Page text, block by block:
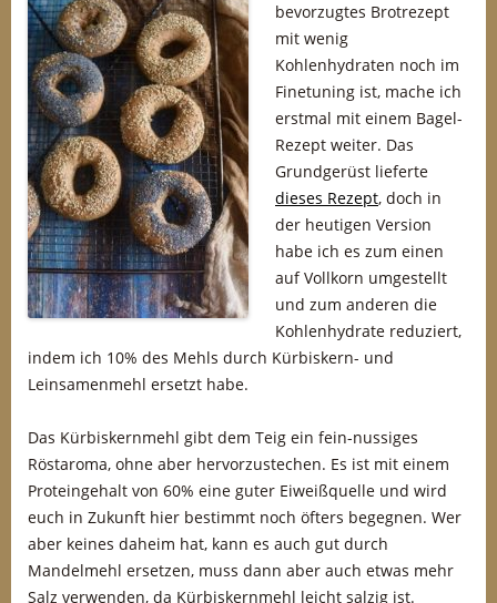
bevorzugtes Brotrezept
mit wenig
Kohlenhydraten noch im
Finetuning ist, mache ich
erstmal mit einem Bagel-
Rezept weiter. Das
Grundgerüst lieferte
dieses Rezept, doch in
der heutigen Version
habe ich es zum einen
auf Vollkorn umgestellt
und zum anderen die
Kohlenhydrate reduziert,
indem ich 10% des Mehls durch Kürbiskern- und
Leinsamenmehl ersetzt habe.
Das Kürbiskernmehl gibt dem Teig ein fein-nussiges
Röstaroma, ohne aber hervorzustechen. Es ist mit einem
Proteingehalt von 60% eine guter Eiweißquelle und wird
euch in Zukunft hier bestimmt noch öfters begegnen. Wer
aber keines daheim hat, kann es auch gut durch
Mandelmehl ersetzen, muss dann aber auch etwas mehr
Salz verwenden, da Kürbiskernmehl leicht salzig ist.